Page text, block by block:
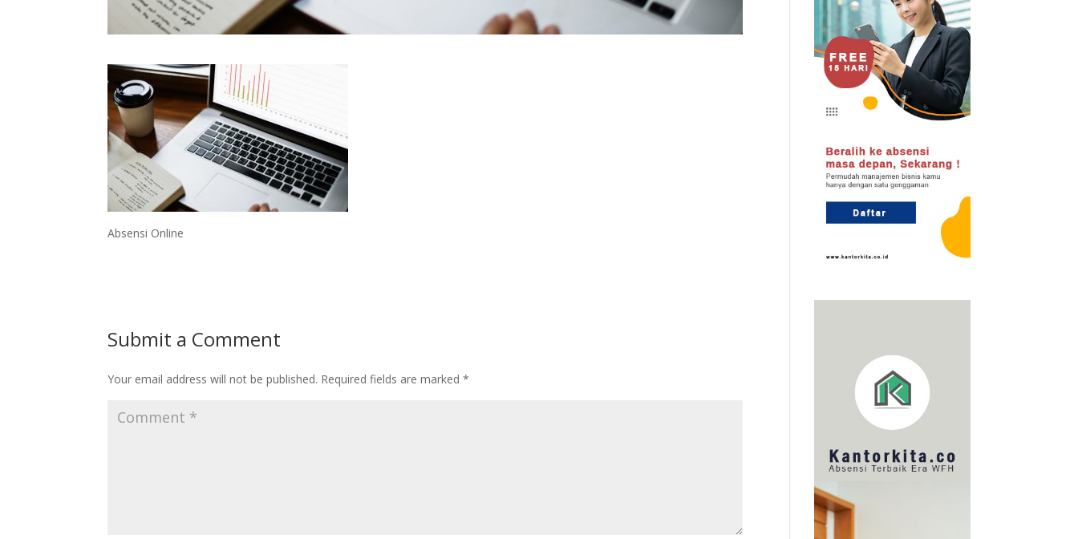
Absensi Online
Submit a Comment
Your email address will not be published. Required fields are marked*